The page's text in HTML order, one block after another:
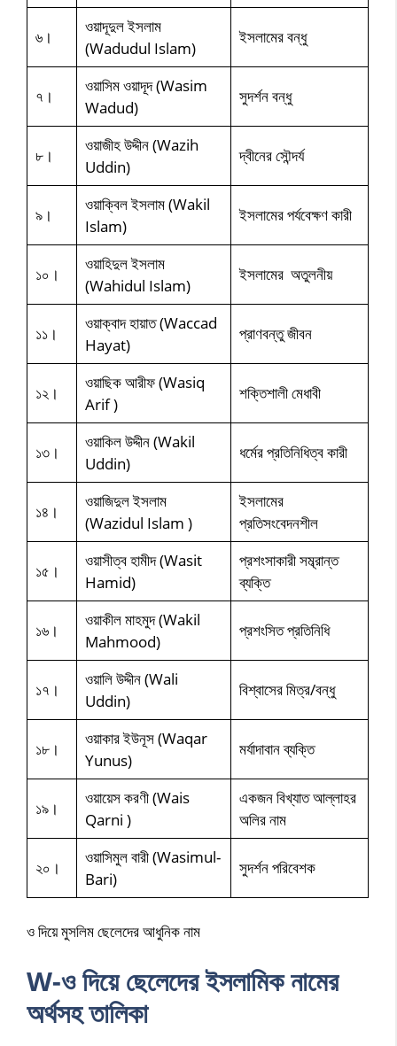
৬।
ওয়াদূদুল ইসলাম
(Wadudul Islam)
ইসলামের বন্ধু
৭।
ওয়াসিম ওয়াদূদ (Wasim
Wadud)
সুদর্শন বন্ধু
৮।
ওয়াজীহ উদ্দীন (Wazih
Uddin)
দ্বীনের সৌন্দর্য
৯।
ওয়াক্বিল ইসলাম (Wakil
Islam)
ইসলামের পর্যবেক্ষণ কারী
১০।
ওয়াহিদুল ইসলাম
(Wahidul Islam)
ইসলামের অতুলনীয়
১১।
ওয়াক্বাদ হায়াত (Waccad
Hayat)
প্রাণবন্তু জীবন
১২।
ওয়াছিক আরীফ (Wasiq
Arif )
শক্তিশালী মেধাবী
১৩।
ওয়াকিল উদ্দীন (Wakil
Uddin)
ধর্মের প্রতিনিধিত্ব কারী
১৪।
ওয়াজিদুল ইসলাম
(Wazidul Islam )
ইসলামের
প্রতিসংবেদনশীল
১৫।
ওয়াসীত্ব হামীদ (Wasit
Hamid)
প্রশংসাকারী সম্ব্রান্ত
ব্যক্তি
১৬।
ওয়াকীল মাহমুদ (Wakil
Mahmood)
প্রশংসিত প্রতিনিধি
১৭।
ওয়ালি উদ্দীন (Wali
Uddin)
বিশ্বাসের মিত্র/বন্ধু
১৮।
ওয়াকার ইউনূস (Waqar
Yunus)
মর্যাদাবান ব্যক্তি
১৯।
ওয়ায়েস করণী (Wais
Qarni )
একজন বিখ্যাত আল্লাহর
অলির নাম
২০।
ওয়াসিমুল বারী (Wasimul-
Bari)
সুদর্শন পরিবেশক
ও দিয়ে মুসলিম ছেলেদের আধুনিক নাম
W-ও দিয়ে ছেলেদের ইসলামিক নামের
অর্থসহ তালিকা